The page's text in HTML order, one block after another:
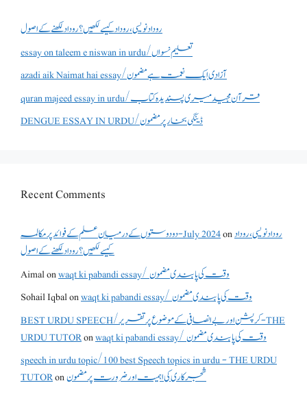
روداد نویسی ،روداد کیسے لکھیں؟ روداد لکھنے کے اصول
essay on taleem e niswan in urdu/تعلیم نسواں
azadi aik Naimat hai essay/آزادی ایک نعمت ہے مضمون
quran majeed essay in urdu/قرآن مجید میری پسندیدہ کتاب
DENGUE ESSAY IN URDU/ڈینگی بخار پر مضمون
Recent Comments
دو دوستوں کے درمیان علم کے فوائد پر مکالمہ - July 2024onروداد نویسی ،روداد
کیسے لکھیں؟ روداد لکھنے کے اصول
Aimalon
waqt ki pabandi essay/ وقت کی پابندی مضمون
Sohail Iqbalon
waqt ki pabandi essay/ وقت کی پابندی مضمون
BEST URDU SPEECH/کرپشن اور بے انصافی کے موضوع پر تقریر - THE
URDU TUTORon
waqt ki pabandi essay/ وقت کی پابندی مضمون
speech in urdu topic/100 best Speech topics in urdu - THE URDU
TUTORonشجرکاری کی اہمیت اور ضرورت پر مضمون